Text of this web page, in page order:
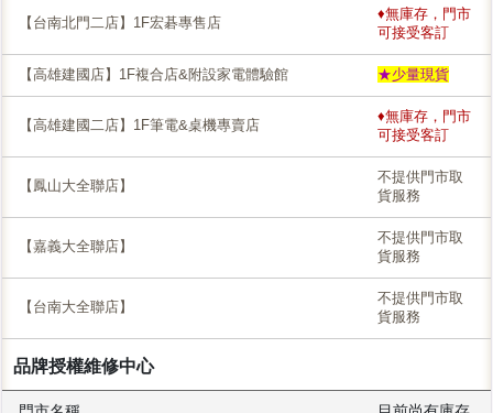
【台南北門二店】1F宏碁專售店
♦無庫存，門市
可接受客訂
【高雄建國店】1F複合店&附設家電體驗館 ★少量現貨
【高雄建國二店】1F筆電&桌機專賣店
♦無庫存，門市
可接受客訂
【鳳山大全聯店】
不提供門市取
貨服務
【嘉義大全聯店】
不提供門市取
貨服務
【台南大全聯店】
不提供門市取
貨服務
品牌授權維修中心